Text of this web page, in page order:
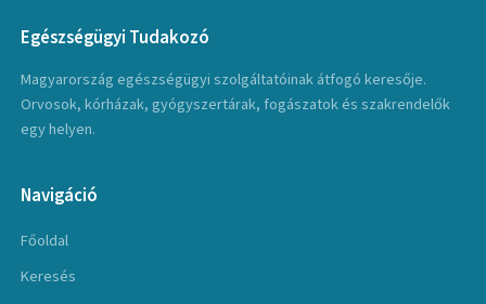
Egészségügyi Tudakozó
Magyarország egészségügyi szolgáltatóinak átfogó keresője.
Orvosok, kórházak, gyógyszertárak, fogászatok és szakrendelők
egy helyen.
Navigáció
Főoldal
Keresés